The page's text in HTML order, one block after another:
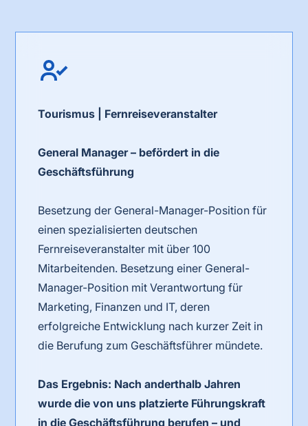
Tourismus | Fernreiseveranstalter
General Manager – befördert in die
Geschäftsführung
Besetzung der General-Manager-Position für
einen spezialisierten deutschen
Fernreiseveranstalter mit über 100
Mitarbeitenden. Besetzung einer General-
Manager-Position mit Verantwortung für
Marketing, Finanzen und IT, deren
erfolgreiche Entwicklung nach kurzer Zeit in
die Berufung zum Geschäftsführer mündete.
Das Ergebnis: Nach anderthalb Jahren
wurde die von uns platzierte Führungskraft
in die Geschäftsführung berufen – und